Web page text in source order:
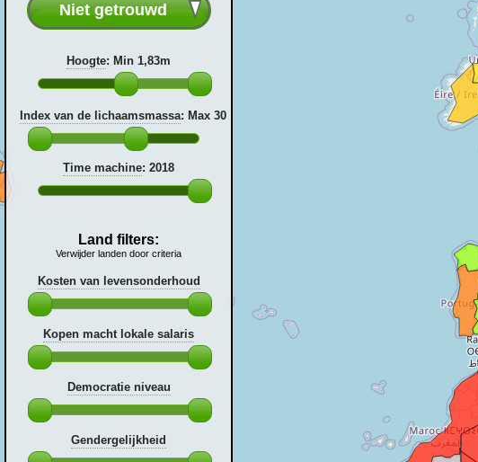
Niet getrouwd
Index van de lichaamsmassa: Max 30
Hoogte: Min 1,83m
Time machine: 2018
Land filters:
Verwijder landen door criteria
Kosten van levensonderhoud
Kopen macht lokale salaris
Democratie niveau
Gendergelijkheid